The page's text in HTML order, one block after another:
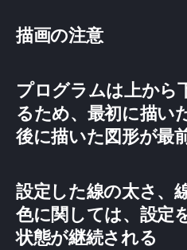
描画の注意
プログラムは上から
るため、最初に描い
後に描いた図形が最
設定した線の太さ、
色に関しては、設定
状態が継続される